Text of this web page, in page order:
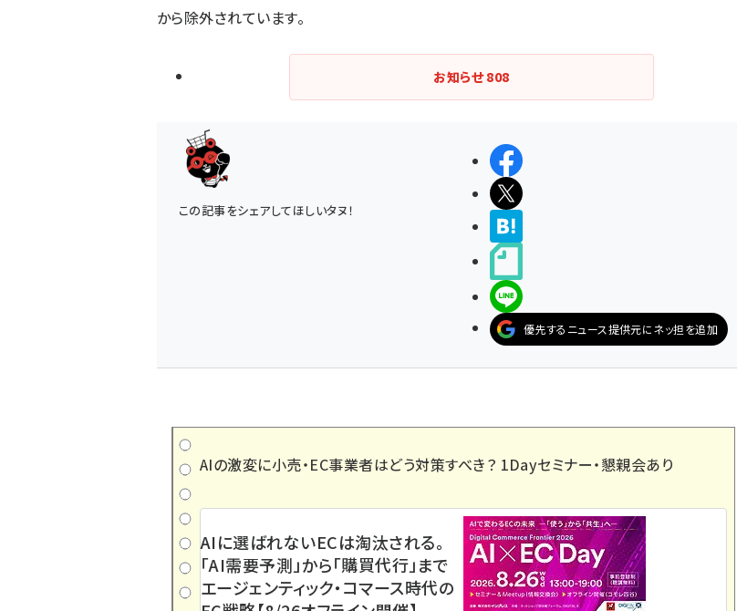
から除外されています。
お知らせ808
この記事をシェアしてほしいタヌ！
優先するニュース提供元にネッ担を追加
AIの激変に小売・EC事業者はどう対策すべき？ 1Dayセミナー・懇親会あり
AIに選ばれないECは淘汰される。
「AI需要予測」から「購買代行」まで
エージェンティック・コマース時代の